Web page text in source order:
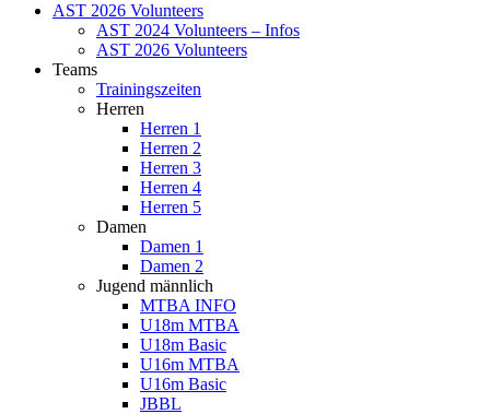
AST 2026 Volunteers
AST 2024 Volunteers – Infos
AST 2026 Volunteers
Teams
Trainingszeiten
Herren
Herren 1
Herren 2
Herren 3
Herren 4
Herren 5
Damen
Damen 1
Damen 2
Jugend männlich
MTBA INFO
U18m MTBA
U18m Basic
U16m MTBA
U16m Basic
JBBL